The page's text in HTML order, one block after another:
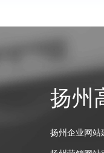
扬州
扬州企业网站
扬州
扬州百度竞价
扬州
扬州内容策划
扬州
扬州B2B电商
扬州
扬州域名注册